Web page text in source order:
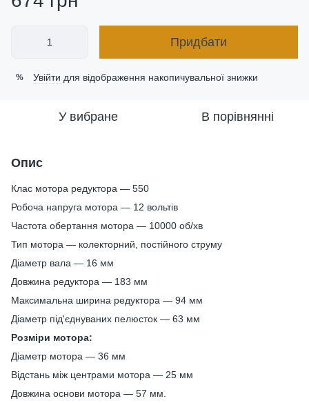
Придбати
% Увійти для відображення накопичувальної знижки
У вибране В порівнянні
Опис
Клас мотора редуктора — 550
Робоча напруга мотора — 12 вольтів
Частота обертання мотора — 10000 об/хв
Тип мотора — колекторний, постійного струму
Діаметр вала — 16 мм
Довжина редуктора — 183 мм
Максимальна ширина редуктора — 94 мм
Діаметр під'єднуваних пелюсток — 63 мм
Розміри мотора:
Діаметр мотора — 36 мм
Відстань між центрами мотора — 25 мм
Довжина основи мотора — 57 мм.